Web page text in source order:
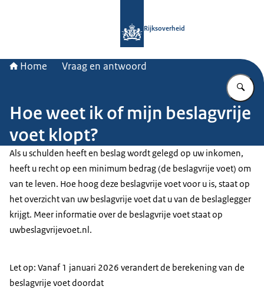
Rijksoverheid
Home Vraag en antwoord
Hoe weet ik of mijn beslagvrije
voet klopt?
Als u schulden heeft en beslag wordt gelegd op uw inkomen,
heeft u recht op een minimum bedrag (de beslagvrije voet) om
van te leven. Hoe hoog deze beslagvrije voet voor u is, staat op
het overzicht van uw beslagvrije voet dat u van de beslaglegger
krijgt. Meer informatie over de beslagvrije voet staat op
uwbeslagvrijevoet.nl.
Let op: Vanaf 1 januari 2026 verandert de berekening van de
beslagvrije voet doordat